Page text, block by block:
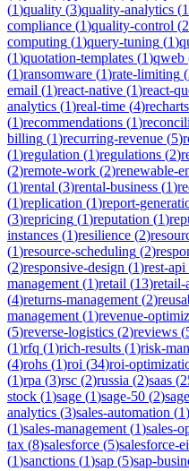
(1)quality (3)quality-analytics (1
compliance (1)quality-control (2
computing (1)query-tuning (1)
(1)quotation-templates (1)qweb
(1)ransomware (1)rate-limiting (
email (1)react-native (1)react-
analytics (1)real-time (4)recharts
(1)recommendations (1)
billing (1)recurring-revenue (5)
(1)regulation (1)regulations (2)
(2)remote-work (2)renewable-
(1)rental (3)rental-business (1)
(1)replication (1)report-
(3)repricing (1)reputation (1)
instances (1)resilience (2)
(1)resource-scheduling (2)
(2)responsive-design (1)rest-api
management (1)retail (13)retail-
(4)returns-management (2)
management (1)revenue-
(5)reverse-logistics (2)reviews (
(1)rfq (1)rich-results (1)risk-
(4)rohs (1)roi (34)roi-
(1)rpa (3)rsc (2)russia (2)saas (
stock (1)sage (1)sage-50 (2)
analytics (3)sales-automation (1)
(1)sales-management (1)sales-
tax (8)salesforce (5)salesforce-
(1)sanctions (1)sap (5)sap-